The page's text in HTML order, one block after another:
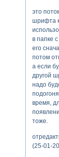
это
шрифта
в папке
его
потом
а если
другой
надо
время,
тоже.
(25-01-